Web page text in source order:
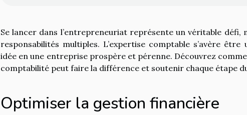
Se lancer dans l’entrepreneuriat représente un véritable
responsabilités multiples. L’expertise comptable s’avère
idée en une entreprise prospère et pérenne. Découvrez
comptabilité peut faire la différence et soutenir chaque étape
Optimiser la gestion financière